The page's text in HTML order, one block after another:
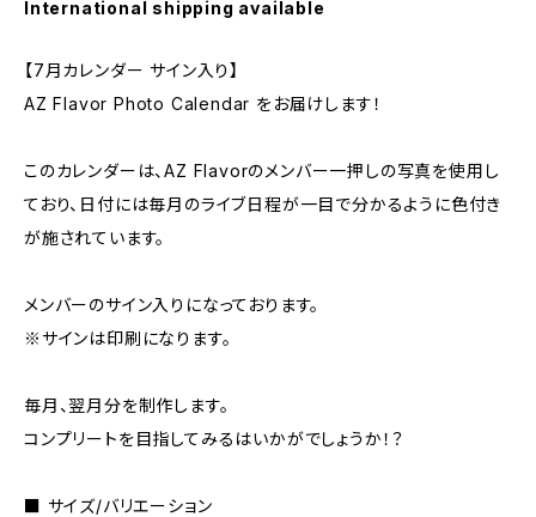
International shipping available
【7月カレンダー サイン入り】
AZ Flavor Photo Calendar をお届けします！
このカレンダーは、AZ Flavorのメンバー一押しの写真を使用し
ており、日付には毎月のライブ日程が一目で分かるように色付き
が施されています。
メンバーのサイン入りになっております。
※サインは印刷になります。
毎月、翌月分を制作します。
コンプリートを目指してみるはいかがでしょうか！？
■ サイズ/バリエーション